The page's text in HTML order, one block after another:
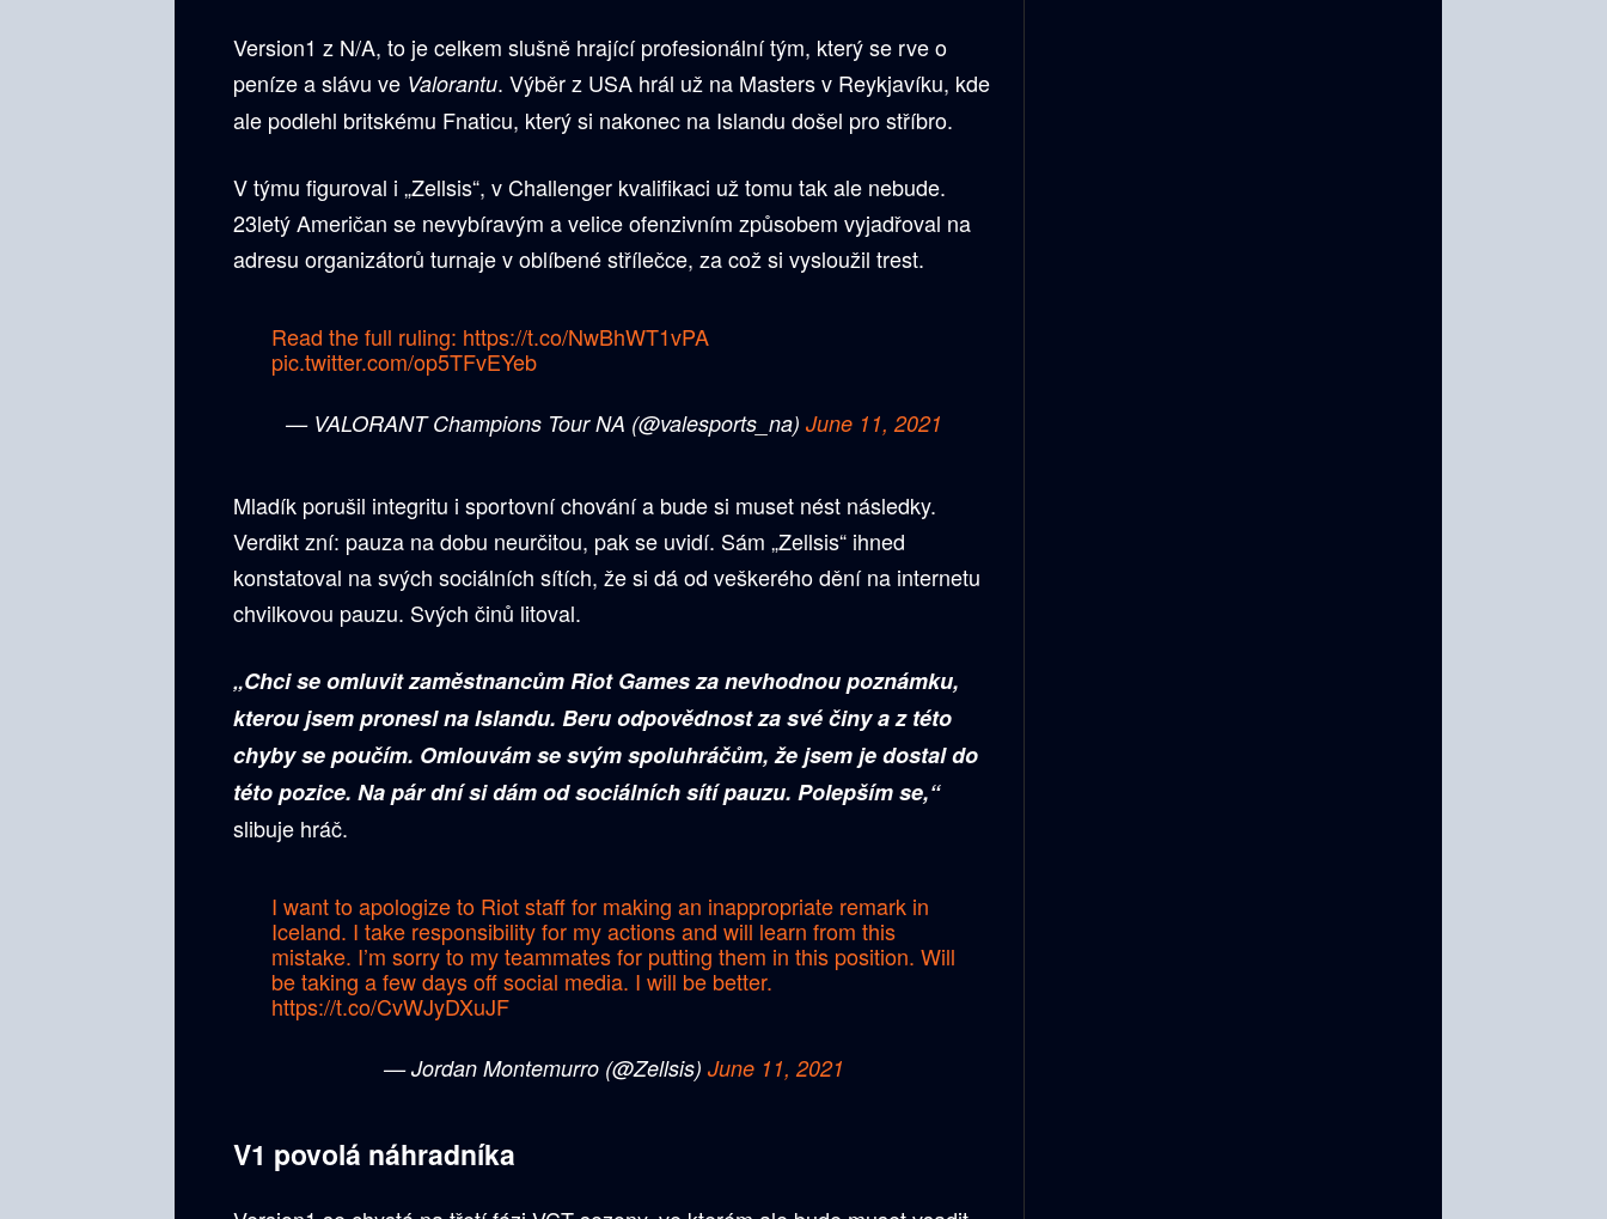
Version1 z N/A, to je celkem slušně hrající profesionální tým, který se rve o
peníze a slávu ve Valorantu. Výběr z USA hrál už na Masters v Reykjavíku, kde
ale podlehl britskému Fnaticu, který si nakonec na Islandu došel pro stříbro.
V týmu figuroval i „Zellsis“, v Challenger kvalifikaci už tomu tak ale nebude.
23letý Američan se nevybíravým a velice ofenzivním způsobem vyjadřoval na
adresu organizátorů turnaje v oblíbené střílečce, za což si vysloužil trest.
Read the full ruling: https://t.co/NwBhWT1vPA
pic.twitter.com/op5TFvEYeb
— VALORANT Champions Tour NA (@valesports_na)June 11, 2021
Mladík porušil integritu i sportovní chování a bude si muset nést následky.
Verdikt zní: pauza na dobu neurčitou, pak se uvidí. Sám „Zellsis“ ihned
konstatoval na svých sociálních sítích, že si dá od veškerého dění na internetu
chvilkovou pauzu. Svých činů litoval.
„Chci se omluvit zaměstnancům Riot Games za nevhodnou poznámku,
kterou jsem pronesl na Islandu. Beru odpovědnost za své činy a z této
chyby se poučím. Omlouvám se svým spoluhráčům, že jsem je dostal do
této pozice. Na pár dní si dám od sociálních sítí pauzu. Polepším se,“
slibuje hráč.
I want to apologize to Riot staff for making an inappropriate remark in
Iceland. I take responsibility for my actions and will learn from this
mistake. I’m sorry to my teammates for putting them in this position. Will
be taking a few days off social media. I will be better.
https://t.co/CvWJyDXuJF
— Jordan Montemurro (@Zellsis)June 11, 2021
V1 povolá náhradníka